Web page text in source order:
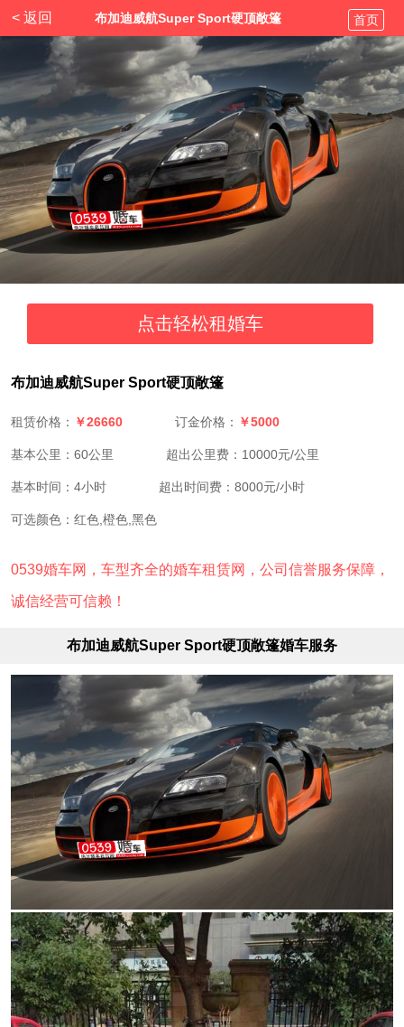
< 返回 布加迪威航Super Sport硬顶敞篷 首页
布加迪威航Super Sport硬顶敞篷
租赁价格： ￥26660 订金价格： ￥5000
基本公里：60公里 超出公里费：10000元/公里
基本时间：4小时 超出时间费：8000元/小时
可选颜色：红色,橙色,黑色
0539婚车网，车型齐全的婚车租赁网，公司信誉服务保障，
诚信经营可信赖！
布加迪威航Super Sport硬顶敞篷婚车服务